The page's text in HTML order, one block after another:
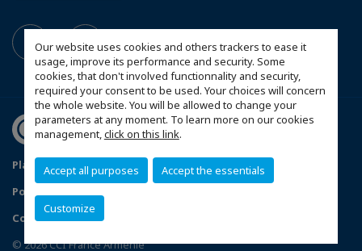
Our website uses cookies and others trackers to ease it
usage, improve its performance and security. Some
cookies, that don't involved functionnality and security,
required your consent to be used. Your choices will concern
the whole website. You will be allowed to change your
parameters at any moment. To learn more on our cookies
management,click on this link.
Accept all purposes Accept the essentials
Customize
Plan du site
Mentions Légales
Politique de Confidentialité
Configurer vos préférences cookies
© 2026 CCI France Arménie